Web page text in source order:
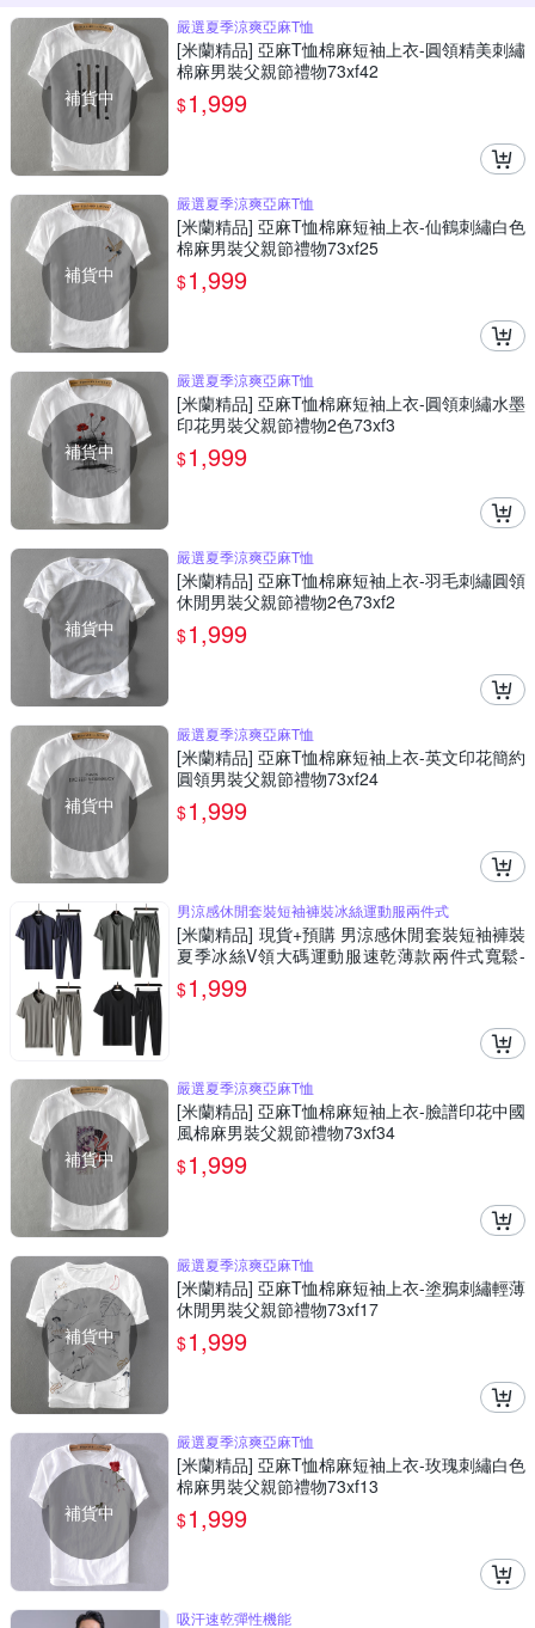
補貨中
嚴選夏季涼爽亞麻T恤
[米蘭精品] 亞麻T恤棉麻短袖上衣-圓領精美刺繡
棉麻男裝父親節禮物73xf42
$1,999
補貨中
嚴選夏季涼爽亞麻T恤
[米蘭精品] 亞麻T恤棉麻短袖上衣-仙鶴刺繡白色
棉麻男裝父親節禮物73xf25
$1,999
補貨中
嚴選夏季涼爽亞麻T恤
[米蘭精品] 亞麻T恤棉麻短袖上衣-圓領刺繡水墨
印花男裝父親節禮物2色73xf3
$1,999
補貨中
嚴選夏季涼爽亞麻T恤
[米蘭精品] 亞麻T恤棉麻短袖上衣-羽毛刺繡圓領
休閒男裝父親節禮物2色73xf2
$1,999
補貨中
嚴選夏季涼爽亞麻T恤
[米蘭精品] 亞麻T恤棉麻短袖上衣-英文印花簡約
圓領男裝父親節禮物73xf24
$1,999
男涼感休閒套裝短袖褲裝冰絲運動服兩件式
[米蘭精品] 現貨+預購 男涼感休閒套裝短袖褲裝
夏季冰絲V領大碼運動服速乾薄款兩件式寬鬆-
男裝4色74lg89
$1,999
補貨中
嚴選夏季涼爽亞麻T恤
[米蘭精品] 亞麻T恤棉麻短袖上衣-臉譜印花中國
風棉麻男裝父親節禮物73xf34
$1,999
補貨中
嚴選夏季涼爽亞麻T恤
[米蘭精品] 亞麻T恤棉麻短袖上衣-塗鴉刺繡輕薄
休閒男裝父親節禮物73xf17
$1,999
補貨中
嚴選夏季涼爽亞麻T恤
[米蘭精品] 亞麻T恤棉麻短袖上衣-玫瑰刺繡白色
棉麻男裝父親節禮物73xf13
$1,999
吸汗速乾彈性機能